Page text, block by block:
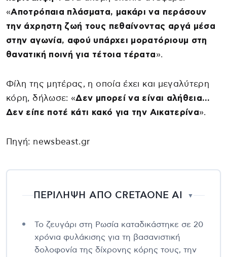
«Αποτρόπαια πλάσματα, μακάρι να περάσουν
την άχρηστη ζωή τους πεθαίνοντας αργά μέσα
στην αγωνία, αφού υπάρχει μορατόριουμ στη
θανατική ποινή για τέτοια τέρατα».
Φίλη της μητέρας, η οποία έχει και μεγαλύτερη
κόρη, δήλωσε: «Δεν μπορεί να είναι αλήθεια…
Δεν είπε ποτέ κάτι κακό για την Αικατερίνα».
Πηγή: newsbeast.gr
ΠΕΡΙΛΗΨΗ ΑΠΟ CRETAONE AI ▼
Το ζευγάρι στη Ρωσία καταδικάστηκε σε 20
χρόνια φυλάκισης για τη βασανιστική
δολοφονία της δίχρονης κόρης τους, την